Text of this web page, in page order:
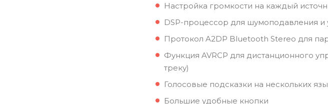
Настройка громкости на каждый
DSP-процессор для шумоподавления
Протокол A2DP Bluetooth Stereo для
Функция AVRCP для дистанционного
треку)
Голосовые подсказки на нескольких
Большие удобные кнопки